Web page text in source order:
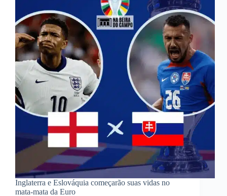
Inglaterra e Eslováquia começarão suas vidas no
mata-mata da Euro